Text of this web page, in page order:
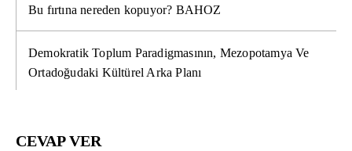
Bu fırtına nereden kopuyor? BAHOZ
Demokratik Toplum Paradigmasının, Mezopotamya Ve
Ortadoğudaki Kültürel Arka Planı
CEVAP VER